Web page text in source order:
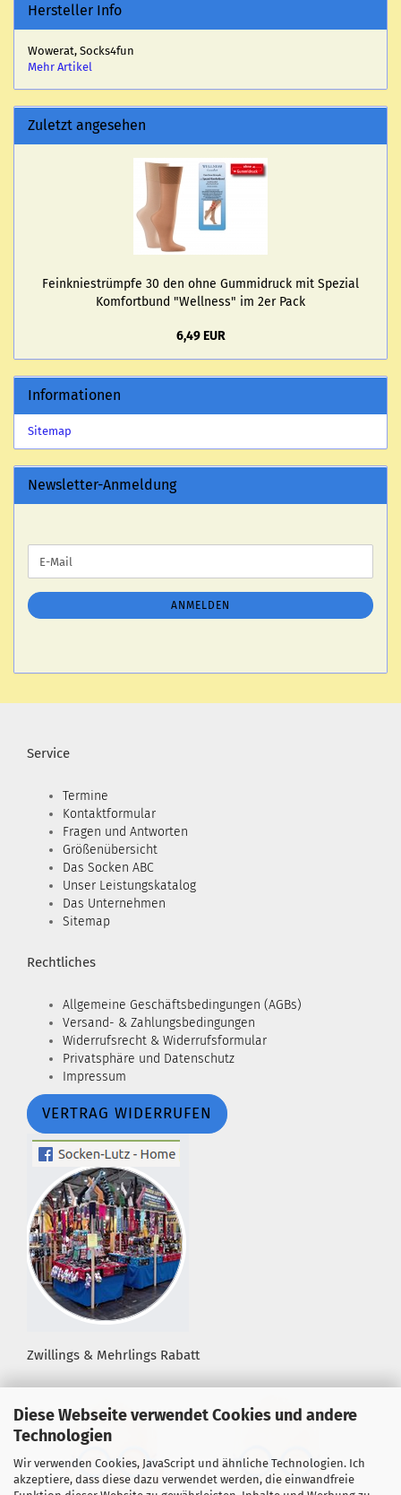
Diese Webseite verwendet Cookies und andere
Technologien
Wir verwenden Cookies, JavaScript und ähnliche Technologien. Ich
akzeptiere, dass diese dazu verwendet werden, die einwandfreie
Hersteller Info
Wowerat, Socks4fun
Mehr Artikel
Zuletzt angesehen
Fein­knie­strümp­fe 30 den ohne Gum­mi­druck mit Spe­zi­al
Kom­fort­bund "Well­ness" im 2er Pack
6,49 EUR
Informationen
Sitemap
Newsletter-Anmeldung
ZUR
ANMELDUNG
E-
Mail
ANMELDEN
Service
Termine
Kontaktformular
Fragen und Antworten
Größenübersicht
Das Socken ABC
Unser Leistungskatalog
Das Unternehmen
Sitemap
Rechtliches
Allgemeine Geschäftsbedingungen (AGBs)
Versand- & Zahlungsbedingungen
Widerrufsrecht & Widerrufsformular
Privatsphäre und Datenschutz
Impressum
VERTRAG WIDERRUFEN
Zwillings & Mehrlings Rabatt